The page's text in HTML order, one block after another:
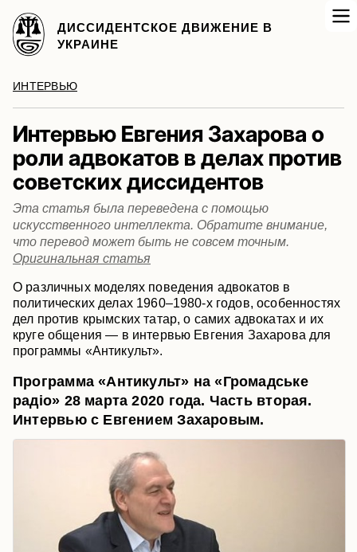
ДИССИДЕНТСКОЕ ДВИЖЕНИЕ В
УКРАИНЕ
ИНТЕРВЬЮ
Интервью Евгения Захарова о
роли адвокатов в делах против
советских диссидентов
Эта статья была переведена с помощью
искусственного интеллекта. Обратите внимание,
что перевод может быть не совсем точным.
Оригинальная статья
О различных моделях поведения адвокатов в
политических делах 1960–1980-х годов, особенностях
дел против крымских татар, о самих адвокатах и их
круге общения — в интервью Евгения Захарова для
программы «Антикульт».
Программа «Антикульт» на «Громадське
радіо» 28 марта 2020 года. Часть вторая.
Интервью с Евгением Захаровым.